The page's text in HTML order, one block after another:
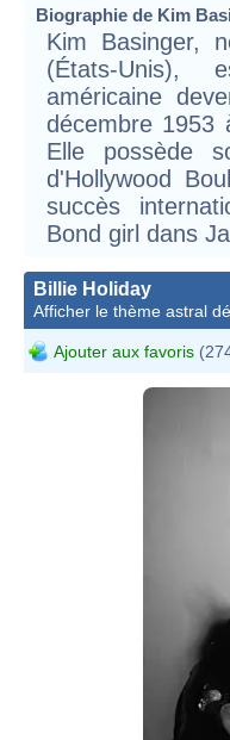
Biographie de Kim
Kim Basinger,
(États-Unis),
américaine
décembre 1953
Elle possède
d'Hollywood
succès
Bond girl dans
Billie Holiday
Afficher le thème astral
Ajouter aux favoris